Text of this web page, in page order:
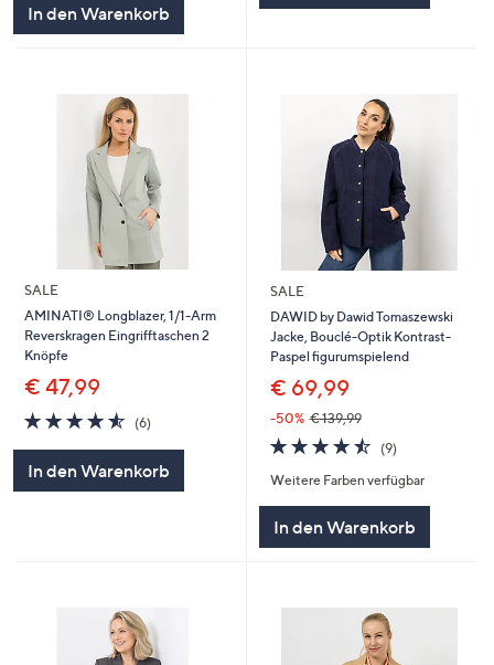
In den Warenkorb
SALE
AMINATI® Longblazer, 1/1-Arm
Reverskragen Eingrifftaschen 2
Knöpfe
€ 47,99
4.5
von
(6)6
In den Warenkorb
SALE
DAWID by Dawid Tomaszewski
Jacke, Bouclé-Optik Kontrast-
Paspel figurumspielend
€ 69,99
-50% € 139,99
4.4
von
5
(9)
Weitere Farben verfügbar
In den Warenkorb